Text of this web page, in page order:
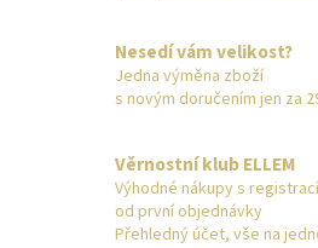
Nesedí vám velikost?
Jedna výměna zboží
s novým doručením jen za
Věrnostní klub ELLEM
Výhodné nákupy s
od první objednávky
Přehledný účet, vše na